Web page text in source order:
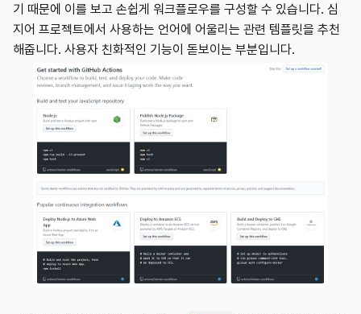
기 때문에 이를 보고 손쉽게 워크플로우를 구성할 수 있습니다. 심
지어 프로젝트에서 사용하는 언어에 어울리는 관련 템플릿을 추천
해줍니다. 사용자 친화적인 기능이 돋보이는 부분입니다.